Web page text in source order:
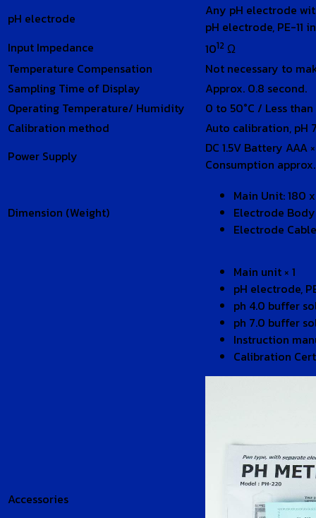
pH electrode
Any pH electrode
pH electrode, PE-11
Input Impedance
1012 Ω
Temperature Compensation
Not necessary to
Sampling Time of Display
Approx. 0.8 second.
Operating Temperature/ Humidity
0 to 50°C / Less than
Calibration method
Auto calibration, pH
Power Supply
DC 1.5V Battery AAA
Consumption
Dimension (Weight)
Main Unit: 180
Electrode
Electrode
Accessories
Main unit × 1
pH electrode,
ph 4.0 buffer
ph 7.0 buffer
Instruction
Calibration